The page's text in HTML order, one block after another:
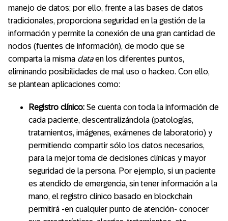
manejo de datos; por ello, frente a las bases de datos
tradicionales, proporciona seguridad en la gestión de la
información y permite la conexión de una gran cantidad de
nodos (fuentes de información), de modo que se
comparta la misma dataen los diferentes puntos,
eliminando posibilidades de mal uso o hackeo. Con ello,
se plantean aplicaciones como:
Registro clínico: Se cuenta con toda la información de
cada paciente, descentralizándola (patologías,
tratamientos, imágenes, exámenes de laboratorio) y
permitiendo compartir sólo los datos necesarios,
para la mejor toma de decisiones clínicas y mayor
seguridad de la persona. Por ejemplo, si un paciente
es atendido de emergencia, sin tener información a la
mano, el registro clínico basado en blockchain
permitirá -en cualquier punto de atención- conocer